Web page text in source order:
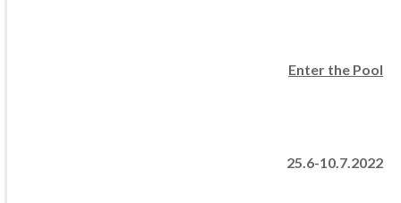
Enter the Pool
25.6-10.7.2022